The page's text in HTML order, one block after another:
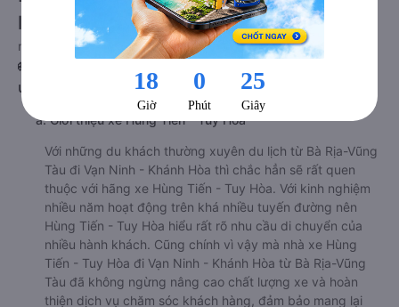
lượng cao, uy tín, giá rẻ nhất 08/2026
null
🚌 1. Xe Hùng Tiến - Tuy Hòa khởi hành tại
undefined
a. Giới thiệu xe Hùng Tiến - Tuy Hòa
Với những du khách thường xuyên du lịch từ Bà Rịa-Vũng
Tàu đi Vạn Ninh - Khánh Hòa thì chắc hẳn sẽ rất quen
thuộc với hãng xe Hùng Tiến - Tuy Hòa. Với kinh nghiệm
nhiều năm hoạt động trên khá nhiều tuyến đường nên
Hùng Tiến - Tuy Hòa hiểu rất rõ nhu cầu di chuyển của
nhiều hành khách. Cũng chính vì vậy mà nhà xe Hùng
Tiến - Tuy Hòa đi Vạn Ninh - Khánh Hòa từ Bà Rịa-Vũng
Tàu đã không ngừng nâng cao chất lượng xe và hoàn
thiện dịch vụ chăm sóc khách hàng, đảm bảo mang lại